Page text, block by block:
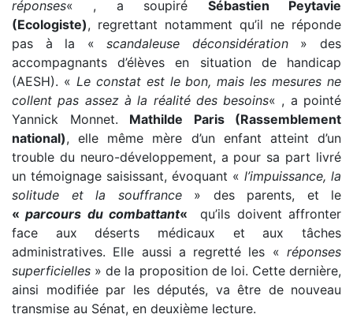
réponses« , a soupiré Sébastien Peytavie
(Ecologiste), regrettant notamment qu’il ne réponde
pas à la «scandaleuse déconsidération» des
accompagnants d’élèves en situation de handicap
(AESH). « Le constat est le bon, mais les mesures ne
collent pas assez à la réalité des besoins« , a pointé
Yannick Monnet. Mathilde Paris (Rassemblement
national), elle même mère d’un enfant atteint d’un
trouble du neuro-développement, a pour sa part livré
un témoignage saisissant, évoquant « l’impuissance, la
solitude et la souffrance» des parents, et le
«parcours du combattant«
qu’ils doivent affronter
face aux déserts médicaux et aux tâches
administratives. Elle aussi a regretté les « réponses
superficielles » de la proposition de loi. Cette dernière,
ainsi modifiée par les députés, va être de nouveau
transmise au Sénat, en deuxième lecture.